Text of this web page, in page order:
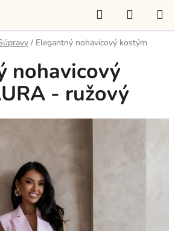
Hľadať
KOŠÍK
/ Elegantný nohavicový kostým
nohavicový
- ružový